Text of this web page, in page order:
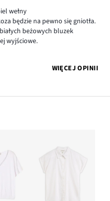
wełny
będzie na pewno się gniotła.
beżowych bluzek
wyjściowe.
WIĘCEJ OPINII